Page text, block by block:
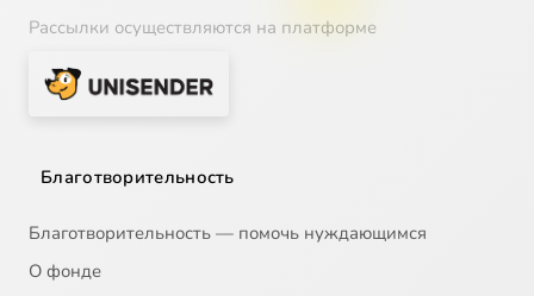
Рассылки осуществляются на платформе
Благотворительность
Благотворительность — помочь нуждающимся
О фонде